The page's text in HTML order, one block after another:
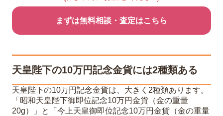
まずは無料相談・査定はこちら
天皇陛下の10万円記念金貨には2種類ある
天皇陛下の10万円記念金貨は、大きく2種類あります。
「昭和天皇陛下御即位記念10万円金貨（金の重量
20g）」と「今上天皇御即位記念10万円金貨（金の重量